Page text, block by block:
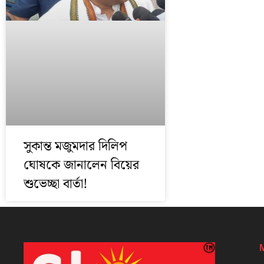
সুকান্ত মজুমদার দিলিপ
ঘোষকে জানালেন বিয়ের
শুভেচ্ছা বার্তা!